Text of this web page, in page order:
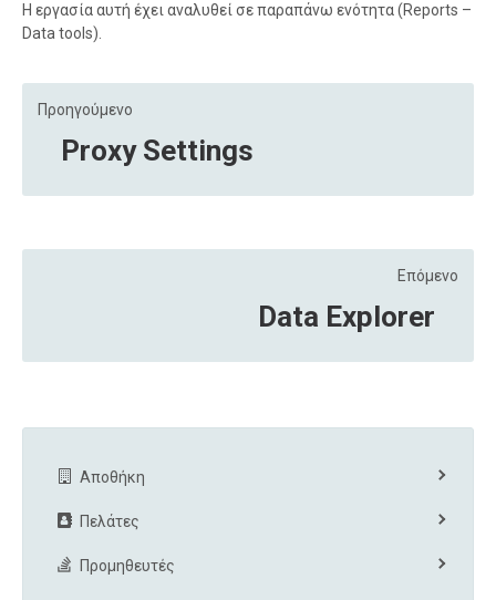
Η εργασία αυτή έχει αναλυθεί σε παραπάνω ενότητα (Reports –
Data tools).
Προηγούμενο
Proxy Settings
Επόμενο
Data Explorer
Αποθήκη
Πελάτες
Προμηθευτές